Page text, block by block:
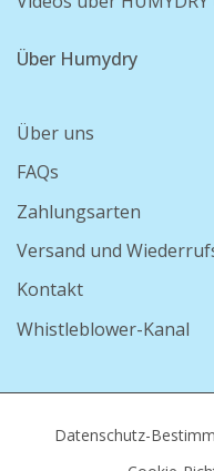
Über Humydry
Über uns
FAQs
Zahlungsarten
Versand und
Kontakt
Whistleblower-Kanal
Datenschutz-